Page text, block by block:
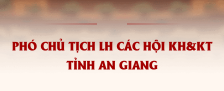
Hỏi đáp bầu cử
Bầu cử địa phương
Infographic
Cử tri tham gia bầu cử
Tổng số đại biểu quốc hội
Nữ đại biểu Quốc hội
Các đơn vị bầu cử
PHÓ CHỦ TỊCH LH CÁC HỘI KH&KT
TỈNH AN GIANG